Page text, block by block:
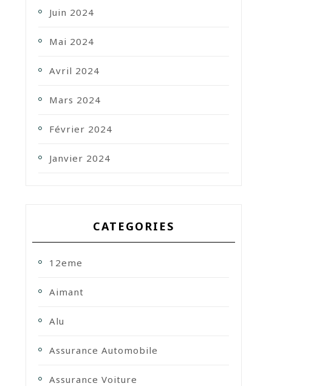
Juin 2024
Mai 2024
Avril 2024
Mars 2024
Février 2024
Janvier 2024
CATEGORIES
12eme
Aimant
Alu
Assurance Automobile
Assurance Voiture